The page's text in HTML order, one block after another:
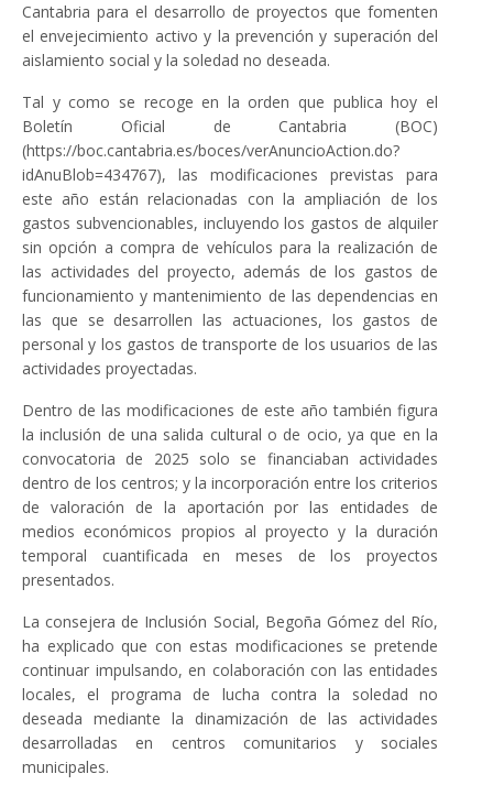
Cantabria para el desarrollo de proyectos que fomenten
el envejecimiento activo y la prevención y superación del
aislamiento social y la soledad no deseada.
Tal y como se recoge en la orden que publica hoy el
Boletín Oficial de Cantabria (BOC)
(https://boc.cantabria.es/boces/verAnuncioAction.do?
idAnuBlob=434767), las modificaciones previstas para
este año están relacionadas con la ampliación de los
gastos subvencionables, incluyendo los gastos de alquiler
sin opción a compra de vehículos para la realización de
las actividades del proyecto, además de los gastos de
funcionamiento y mantenimiento de las dependencias en
las que se desarrollen las actuaciones, los gastos de
personal y los gastos de transporte de los usuarios de las
actividades proyectadas.
Dentro de las modificaciones de este año también figura
la inclusión de una salida cultural o de ocio, ya que en la
convocatoria de 2025 solo se financiaban actividades
dentro de los centros; y la incorporación entre los criterios
de valoración de la aportación por las entidades de
medios económicos propios al proyecto y la duración
temporal cuantificada en meses de los proyectos
presentados.
La consejera de Inclusión Social, Begoña Gómez del Río,
ha explicado que con estas modificaciones se pretende
continuar impulsando, en colaboración con las entidades
locales, el programa de lucha contra la soledad no
deseada mediante la dinamización de las actividades
desarrolladas en centros comunitarios y sociales
municipales.